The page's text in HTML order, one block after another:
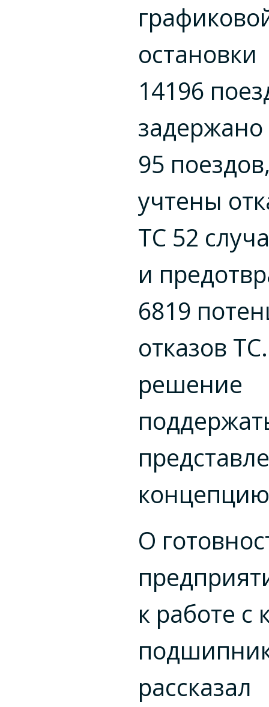
остановки
14196
задержано
95
учтены
ТС 52
и
6819
отказов
решение
концепцию
О
к работе с
рассказал